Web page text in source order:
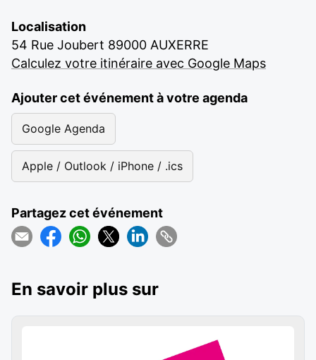
Localisation
54 Rue Joubert 89000 AUXERRE
Calculez votre itinéraire avec Google Maps
Ajouter cet événement à votre agenda
Google Agenda
Apple / Outlook / iPhone / .ics
Partagez cet événement
En savoir plus sur